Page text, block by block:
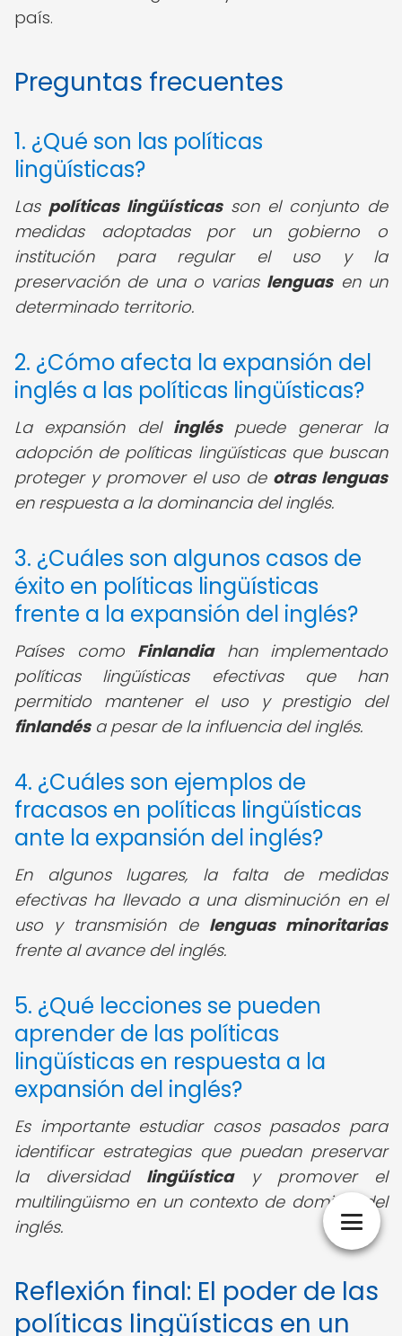
país.
Preguntas frecuentes
1. ¿Qué son las políticas
lingüísticas?
Las políticas lingüísticasson el conjunto de
medidas adoptadas por un gobierno o
institución para regular el uso y la
preservación de una o varias lenguasen un
determinado territorio.
2. ¿Cómo afecta la expansión del
inglés a las políticas lingüísticas?
La expansión del ingléspuede generar la
adopción de políticas lingüísticas que buscan
proteger y promover el uso de otras lenguas
en respuesta a la dominancia del inglés.
3. ¿Cuáles son algunos casos de
éxito en políticas lingüísticas
frente a la expansión del inglés?
Países como Finlandiahan implementado
políticas lingüísticas efectivas que han
permitido mantener el uso y prestigio del
finlandésa pesar de la influencia del inglés.
4. ¿Cuáles son ejemplos de
fracasos en políticas lingüísticas
ante la expansión del inglés?
En algunos lugares, la falta de medidas
efectivas ha llevado a una disminución en el
uso y transmisión de lenguas minoritarias
frente al avance del inglés.
5. ¿Qué lecciones se pueden
aprender de las políticas
lingüísticas en respuesta a la
expansión del inglés?
Es importante estudiar casos pasados para
identificar estrategias que puedan preservar
la diversidad lingüísticay promover el
multilingüismo en un contexto de dominio del
inglés.
Reflexión final: El poder de las
políticas lingüísticas en un